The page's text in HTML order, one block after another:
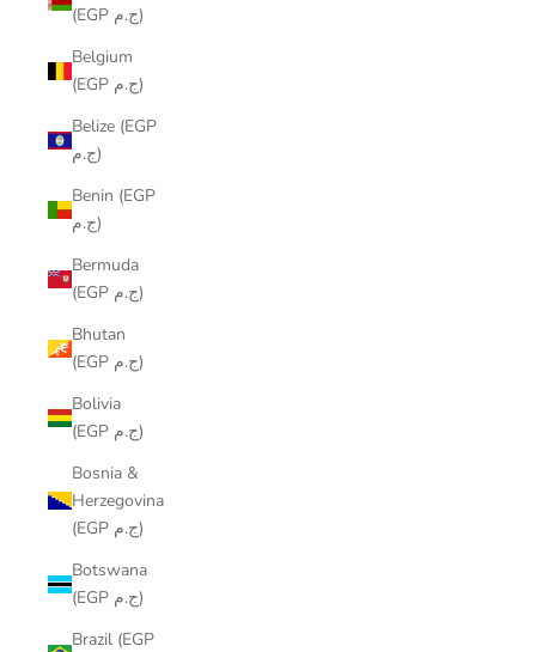
(EGP ج.م)
Belgium
(EGP ج.م)
Belize (EGP
ج.م)
Benin (EGP
ج.م)
Bermuda
(EGP ج.م)
Bhutan
(EGP ج.م)
Bolivia
(EGP ج.م)
Bosnia &
Herzegovina
(EGP ج.م)
Botswana
(EGP ج.م)
Brazil (EGP